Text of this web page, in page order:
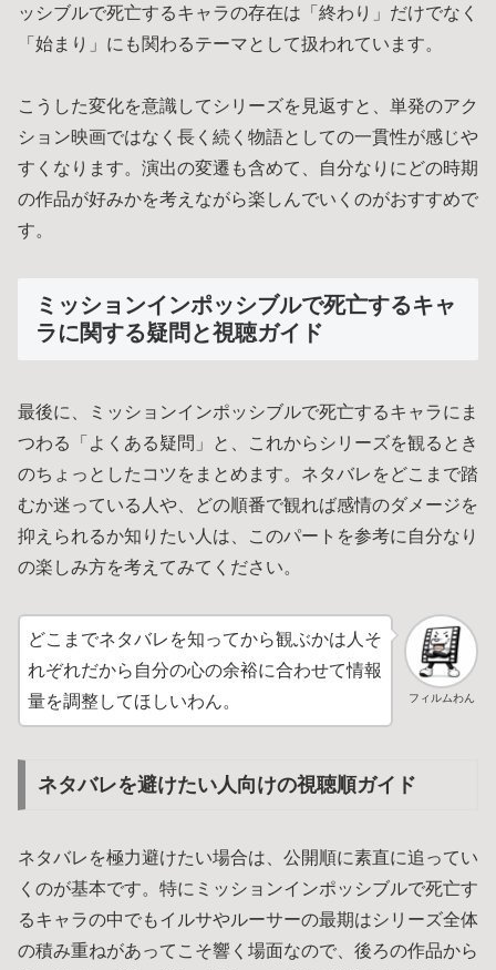
ッシブルで死亡するキャラの存在は「終わり」だけでなく
「始まり」にも関わるテーマとして扱われています。
こうした変化を意識してシリーズを見返すと、単発のアク
ション映画ではなく長く続く物語としての一貫性が感じや
すくなります。演出の変遷も含めて、自分なりにどの時期
の作品が好みかを考えながら楽しんでいくのがおすすめで
す。
ミッションインポッシブルで死亡するキャ
ラに関する疑問と視聴ガイド
最後に、ミッションインポッシブルで死亡するキャラにま
つわる「よくある疑問」と、これからシリーズを観るとき
のちょっとしたコツをまとめます。ネタバレをどこまで踏
むか迷っている人や、どの順番で観れば感情のダメージを
抑えられるか知りたい人は、このパートを参考に自分なり
の楽しみ方を考えてみてください。
フィルムわん
どこまでネタバレを知ってから観ぶかは人そ
れぞれだから自分の心の余裕に合わせて情報
量を調整してほしいわん。
ネタバレを避けたい人向けの視聴順ガイド
ネタバレを極力避けたい場合は、公開順に素直に追ってい
くのが基本です。特にミッションインポッシブルで死亡す
るキャラの中でもイルサやルーサーの最期はシリーズ全体
の積み重ねがあってこそ響く場面なので、後ろの作品から